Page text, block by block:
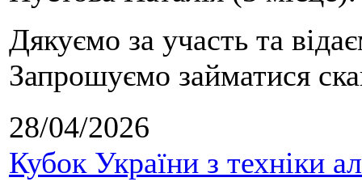
Дякуємо за участь та
Запрошуємо займатися
28/04/2026
Кубок України з техніки